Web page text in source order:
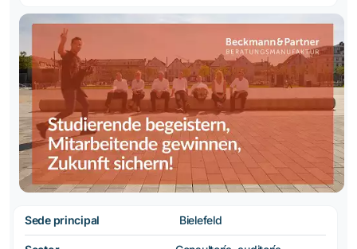
Sede principal Bielefeld